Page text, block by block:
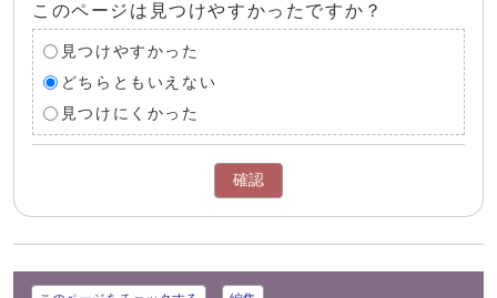
このページは見つけやすかったですか？
見つけやすかった
どちらともいえない
見つけにくかった
確認